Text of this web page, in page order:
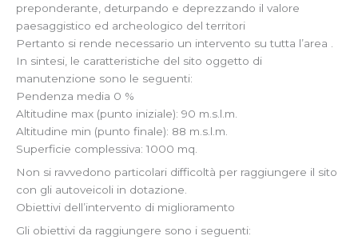
preponderante, deturpando e deprezzando il valore
paesaggistico ed archeologico del territori
Pertanto si rende necessario un intervento su tutta l’area .
In sintesi, le caratteristiche del sito oggetto di
manutenzione sono le seguenti:
Pendenza media 0 %
Altitudine max (punto iniziale): 90 m.s.l.m.
Altitudine min (punto finale): 88 m.s.l.m.
Superficie complessiva: 1000 mq.
Non si ravvedono particolari difficoltà per raggiungere il sito
con gli autoveicoli in dotazione.
Obiettivi dell’intervento di miglioramento
Gli obiettivi da raggiungere sono i seguenti: